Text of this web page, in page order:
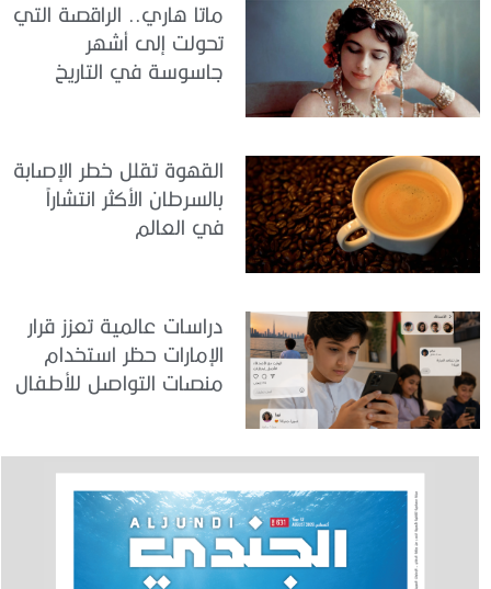
ماتا هاري.. الراقصة التي
تحولت إلى أشهر
جاسوسة في التاريخ
القهوة تقلل خطر الإصابة
بالسرطان الأكثر انتشاراً
في العالم
دراسات عالمية تعزز قرار
الإمارات حظر استخدام
منصات التواصل للأطفال